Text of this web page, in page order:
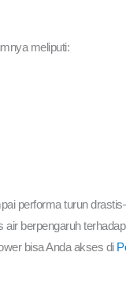
meliputi:
performa turun
berpengaruh
bisa Anda akses di